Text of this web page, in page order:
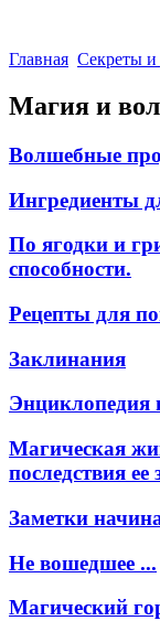
Главная Секреты и
Магия и
Волшебные
Ингредиенты
По ягодки и
способности.
Рецепты для
Заклинания
Энциклопедия
Магическая
последствия ее
Заметки
Не вошедшее ...
Магический